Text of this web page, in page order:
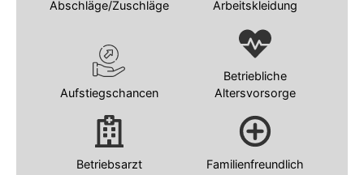
Abschläge/Zuschläge Arbeitskleidung
Aufstiegschancen
Betriebliche
Altersvorsorge
Betriebsarzt Familienfreundlich